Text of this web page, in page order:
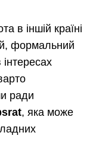
в іншій країні
формальний
ради
, яка може